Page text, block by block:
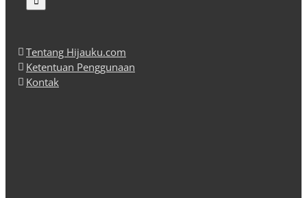
Tentang Hijauku.com
Ketentuan Penggunaan
Kontak